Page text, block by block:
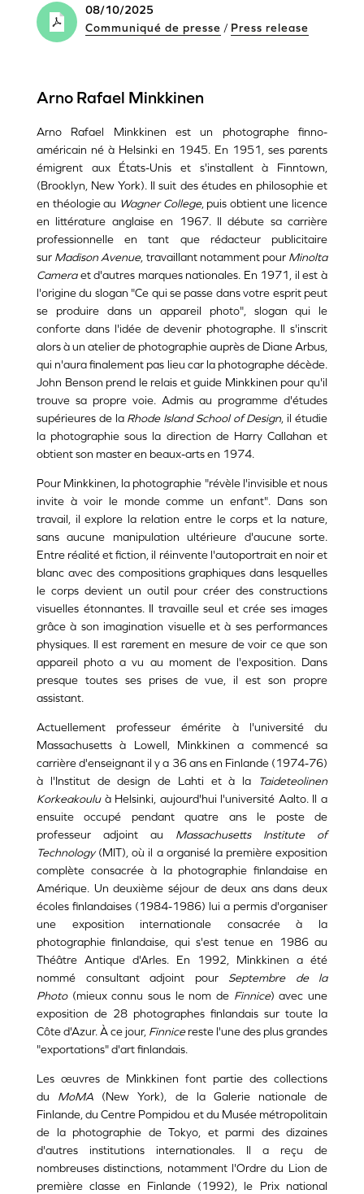
08/10/2025
Communiqué de presse / Press release
Arno Rafael Minkkinen
Arno Rafael Minkkinen est un photographe finno-
américain né à Helsinki en 1945. En 1951, ses parents
émigrent aux États-Unis et s'installent à Finntown,
(Brooklyn, New York). Il suit des études en philosophie et
en théologie au Wagner College, puis obtient une licence
en littérature anglaise en 1967. Il débute sa carrière
professionnelle en tant que rédacteur publicitaire
sur Madison Avenue, travaillant notamment pour Minolta
Cameraet d'autres marques nationales. En 1971, il est à
l'origine du slogan "Ce qui se passe dans votre esprit peut
se produire dans un appareil photo", slogan qui le
conforte dans l'idée de devenir photographe. Il s'inscrit
alors à un atelier de photographie auprès de Diane Arbus,
qui n'aura finalement pas lieu car la photographe décède.
John Benson prend le relais et guide Minkkinen pour qu'il
trouve sa propre voie. Admis au programme d'études
supérieures de la Rhode Island School of Design, il étudie
la photographie sous la direction de Harry Callahan et
obtient son master en beaux-arts en 1974.
Pour Minkkinen, la photographie "révèle l'invisible et nous
invite à voir le monde comme un enfant". Dans son
travail, il explore la relation entre le corps et la nature,
sans aucune manipulation ultérieure d'aucune sorte.
Entre réalité et fiction, il réinvente l'autoportrait en noir et
blanc avec des compositions graphiques dans lesquelles
le corps devient un outil pour créer des constructions
visuelles étonnantes. Il travaille seul et crée ses images
grâce à son imagination visuelle et à ses performances
physiques. Il est rarement en mesure de voir ce que son
appareil photo a vu au moment de l'exposition. Dans
presque toutes ses prises de vue, il est son propre
assistant.
Actuellement professeur émérite à l'université du
Massachusetts à Lowell, Minkkinen a commencé sa
carrière d'enseignant il y a 36 ans en Finlande (1974-76)
à l'Institut de design de Lahti et à la
Taideteolinen
Korkeakouluà Helsinki, aujourd'hui l'université Aalto. Il a
ensuite occupé pendant quatre ans le poste de
professeur adjoint au Massachusetts Institute of
Technology(MIT), où il a organisé la première exposition
complète consacrée à la photographie finlandaise en
Amérique. Un deuxième séjour de deux ans dans deux
écoles finlandaises (1984-1986) lui a permis d'organiser
une exposition internationale consacrée à la
photographie finlandaise, qui s'est tenue en 1986 au
Théâtre Antique d'Arles. En 1992, Minkkinen a été
nommé consultant adjoint pour Septembre de la
Photo(mieux connu sous le nom de Finnice) avec une
exposition de 28 photographes finlandais sur toute la
Côte d'Azur. À ce jour, Finnicereste l'une des plus grandes
"exportations" d'art finlandais.
Les œuvres de Minkkinen font partie des collections
du MoMA (New York), de la Galerie nationale de
Finlande, du Centre Pompidou et du Musée métropolitain
de la photographie de Tokyo, et parmi des dizaines
d'autres institutions internationales. Il a reçu de
nombreuses distinctions, notamment l'Ordre du Lion de
première classe en Finlande (1992), le Prix national